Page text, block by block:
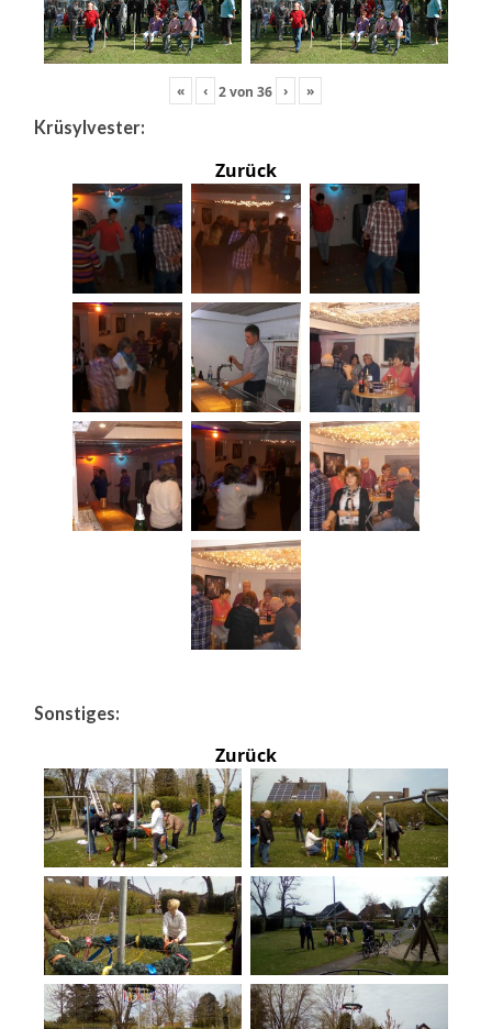
« ‹ 2von36 › »
Krüsylvester:
Zurück
Sonstiges:
Zurück